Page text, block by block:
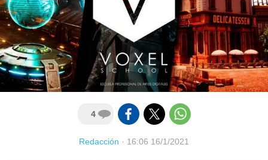
4
Redacción · 16:06 16/1/2021